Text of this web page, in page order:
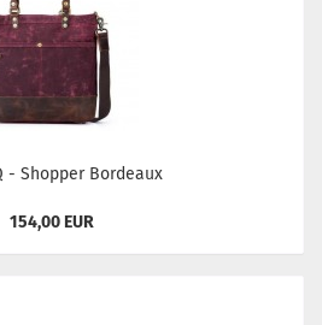
- Shopper Bordeaux
154,00 EUR